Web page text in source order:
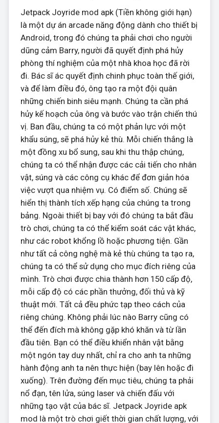
Jetpack Joyride mod apk (Tiền không giới hạn)
là một dự án arcade năng động dành cho thiết bị
Android, trong đó chúng ta phải chơi cho người
dũng cảm Barry, người đã quyết định phá hủy
phòng thí nghiệm của một nhà khoa học đã rời
đi. Bác sĩ ác quyết định chinh phục toàn thế giới,
và để làm điều đó, ông tạo ra một đội quân
những chiến binh siêu mạnh. Chúng ta cần phá
hủy kế hoạch của ông và bước vào trận chiến thú
vị. Ban đầu, chúng ta có một phản lực với một
khẩu súng, sẽ phá hủy kẻ thù. Mỗi chiến thắng là
một đồng xu bổ sung, sau khi thu thập chúng,
chúng ta có thể nhận được các cải tiến cho nhân
vật, súng và các công cụ khác để đơn giản hóa
việc vượt qua nhiệm vụ. Có điểm số. Chúng sẽ
hiển thị thành tích xếp hạng của chúng ta trong
bảng. Ngoài thiết bị bay với đó chúng ta bắt đầu
trò chơi, chúng ta có thể kiểm soát các vật khác,
như các robot khổng lồ hoặc phương tiện. Gần
như tất cả công nghệ mà kẻ thù chúng ta tạo ra,
chúng ta có thể sử dụng cho mục đích riêng của
mình. Trò chơi được chia thành hơn 150 cấp độ,
mỗi cấp độ có các phần thưởng, đối thủ và kỹ
thuật mới. Tất cả đều phức tạp theo cách của
riêng chúng. Không phải lúc nào Barry cũng có
thể đến đích mà không gặp khó khăn và từ lần
đầu tiên. Bạn có thể điều khiển nhân vật bằng
một ngón tay duy nhất, chỉ ra cho anh ta những
hành động anh ta nên thực hiện (bay lên hoặc đi
xuống). Trên đường đến mục tiêu, chúng ta phải
nổ đạn, tên lửa, súng laser và chiến đấu với
những tạo vật của bác sĩ. Jetpack Joyride apk
mod là một trò chơi giết thời gian chất lượng, với